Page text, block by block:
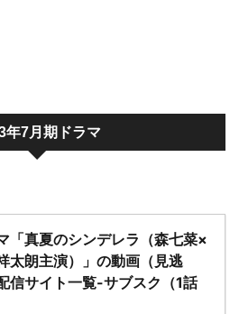
年7月期ドラマ
「真夏のシンデレラ（森七菜×
太朗主演）」の動画（見逃
信サイト一覧-サブスク（1話